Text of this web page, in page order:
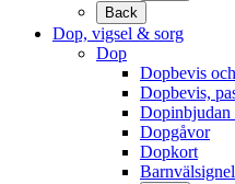
Back
Dop, vigsel & sorg
Dop
Dopbevis
Dopbevis,
Dopinbjudan
Dopgåvor
Dopkort